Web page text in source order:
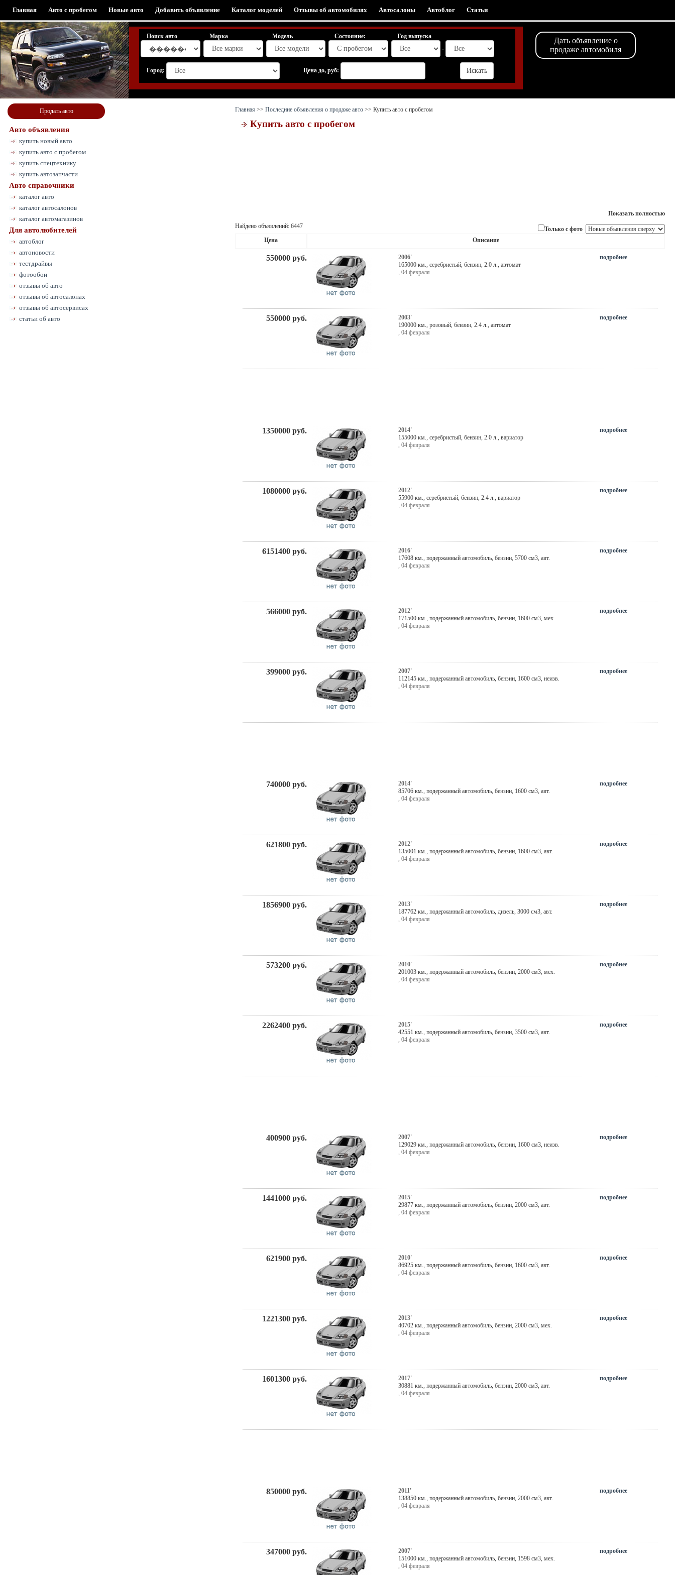
Главная Авто с пробегом Новые авто Добавить объявление Каталог моделей Отзывы об автомобилях Автосалоны Автоблог Статьи
Поиск авто Марка Модель Состояние:
Год выпуска
-
Город: Цена до, руб:
Дать объявление о
продаже автомобиля
Продать авто
Авто объявления
купить новый авто
купить авто с пробегом
купить спецтехнику
купить автозапчасти
Авто справочники
каталог авто
каталог автосалонов
каталог автомагазинов
Для автолюбителей
автоблог
автоновости
тестдрайвы
фотообои
отзывы об авто
отзывы об автосалонах
отзывы об автосервисах
статьи об авто
Главная >> Последние объявления о продаже авто >> Купить авто с пробегом
Купить авто с пробегом
Показать полностью
Найдено объявлений: 6447
Только с фото
Цена
Описание
550000руб.
2006'
165000 км., серебристый, бензин, 2.0 л., автомат
, 04 февраля
подробнее
550000руб.
2003'
190000 км., розовый, бензин, 2.4 л., автомат
, 04 февраля
подробнее
1350000руб.
2014'
155000 км., серебристый, бензин, 2.0 л., вариатор
, 04 февраля
подробнее
1080000руб.
2012'
55900 км., серебристый, бензин, 2.4 л., вариатор
, 04 февраля
подробнее
6151400руб.
2016'
17608 км., подержанный автомобиль, бензин, 5700 см3, авт.
, 04 февраля
подробнее
566000руб.
2012'
171500 км., подержанный автомобиль, бензин, 1600 см3, мех.
, 04 февраля
подробнее
399000руб.
2007'
112145 км., подержанный автомобиль, бензин, 1600 см3, неизв.
, 04 февраля
подробнее
740000руб.
2014'
85706 км., подержанный автомобиль, бензин, 1600 см3, авт.
, 04 февраля
подробнее
621800руб.
2012'
135001 км., подержанный автомобиль, бензин, 1600 см3, авт.
, 04 февраля
подробнее
1856900руб.
2013'
187762 км., подержанный автомобиль, дизель, 3000 см3, авт.
, 04 февраля
подробнее
573200руб.
2010'
201003 км., подержанный автомобиль, бензин, 2000 см3, мех.
, 04 февраля
подробнее
2262400руб.
2015'
42551 км., подержанный автомобиль, бензин, 3500 см3, авт.
, 04 февраля
подробнее
400900руб.
2007'
129029 км., подержанный автомобиль, бензин, 1600 см3, неизв.
, 04 февраля
подробнее
1441000руб.
2015'
29877 км., подержанный автомобиль, бензин, 2000 см3, авт.
, 04 февраля
подробнее
621900руб.
2010'
86925 км., подержанный автомобиль, бензин, 1600 см3, авт.
, 04 февраля
подробнее
1221300руб.
2013'
40702 км., подержанный автомобиль, бензин, 2000 см3, мех.
, 04 февраля
подробнее
1601300руб.
2017'
30881 км., подержанный автомобиль, бензин, 2000 см3, авт.
, 04 февраля
подробнее
850000руб.
2011'
138850 км., подержанный автомобиль, бензин, 2000 см3, авт.
, 04 февраля
подробнее
347000руб.
2007'
151000 км., подержанный автомобиль, бензин, 1598 см3, мех.
, 04 февраля
подробнее